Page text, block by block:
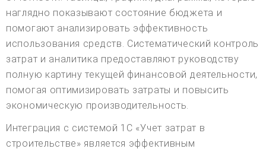
наглядно показывают состояние бюджета и
помогают анализировать эффективность
использования средств. Систематический контроль
затрат и аналитика предоставляют руководству
полную картину текущей финансовой деятельности,
помогая оптимизировать затраты и повысить
экономическую производительность.
Интеграция с системой 1С «Учет затрат в
строительстве» является эффективным